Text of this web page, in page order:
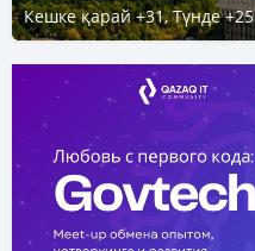
Кешке қарай +31, Түнде +25